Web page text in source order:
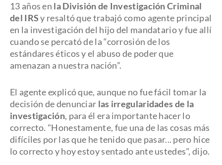
13 años en la División de Investigación Criminal
del IRSy resaltó que trabajó como agente principal
en la investigación del hijo del mandatario y fue allí
cuando se percató de la “corrosión de los
estándares éticos y el abuso de poder que
amenazan a nuestra nación”.
El agente explicó que, aunque no fue fácil tomar la
decisión de denunciar las irregularidades de la
investigación, para él era importante hacer lo
correcto. "Honestamente, fue una de las cosas más
difíciles por las que he tenido que pasar... pero hice
lo correcto y hoy estoy sentado ante ustedes", dijo.